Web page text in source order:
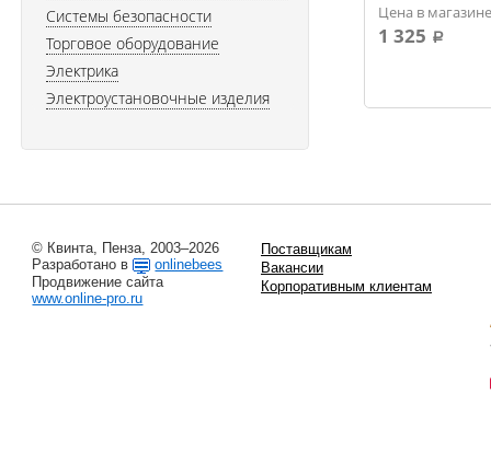
Цена в
1 325 a
Системы безопасности
Торговое оборудование
Электрика
Электроустановочные изделия
© Квинта, Пенза, 2003–2026
Разработано в
onlinebees
Продвижение сайта
www.online-pro.ru
Поставщикам
Вакансии
Корпоративным клиентам